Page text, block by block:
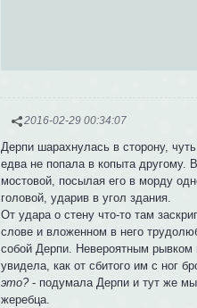
2016-02-29 00:34:07
Дерпи шарахнулась в сторону,
едва не попала в копыта другому.
мостовой, посылая его в морду
головой, ударив в угол здания.
От удара о стену что-то там
слове и вложенном в него
собой Дерпи. Невероятным рывком
увидела, как от сбитого им с ног
это?- подумала Дерпи и тут же
жеребца.